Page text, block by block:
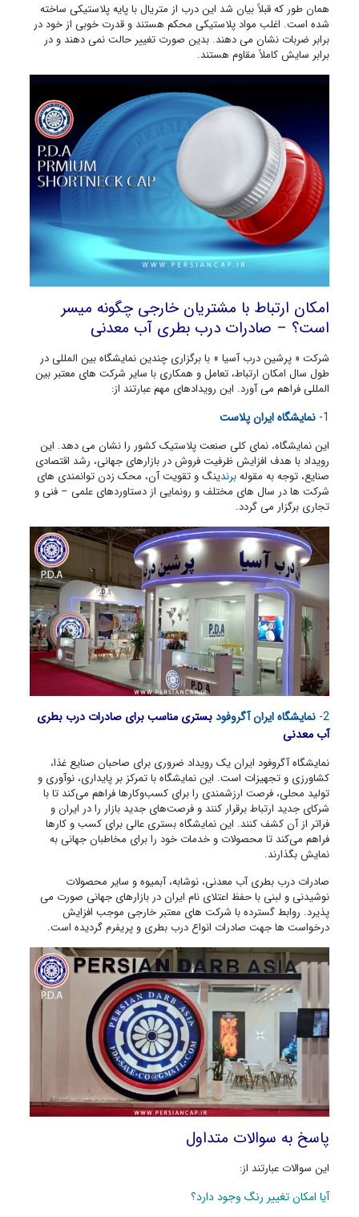
همان طور که قبلاً بیان شد این درب از متریال با پایه پلاستیکی ساخته
شده است. اغلب مواد پلاستیکی محکم هستند و قدرت خوبی از خود در
برابر ضربات نشان می دهند. بدین صورت تغییر حالت نمی دهند و در
برابر سایش کاملاً مقاوم هستند.
امکان ارتباط با مشتریان خارجی چگونه میسر
است؟ – صادرات درب بطری آب معدنی
شرکت « پرشین درب آسیا » با برگزاری چندین نمایشگاه بین المللی در
طول سال امکان ارتباط، تعامل و همکاری با سایر شرکت های معتبر بین
المللی فراهم می آورد. این رویدادهای مهم عبارتند از:
1- نمایشگاه ایران پلاست
این نمایشگاه، نمای کلی صنعت پلاستیک کشور را نشان می دهد. این
رویداد با هدف افزایش ظرفیت فروش در بازارهای جهانی، رشد اقتصادی
صنایع، توجه به مقولهبرندینگ و تقویت آن، محک زدن توانمندی های
شرکت ها در سال های مختلف و رونمایی از دستاوردهای علمی – فنی و
تجاری برگزار می گردد.
2- نمایشگاه ایران آگروفودبستری مناسب برای صادرات درب بطری
آب معدنی
نمایشگاه آگروفود ایران یک رویداد ضروری برای صاحبان صنایع غذا،
کشاورزی و تجهیزات است. این نمایشگاه با تمرکز بر پایداری، نوآوری و
تولید محلی، فرصت ارزشمندی را برای کسب‌وکارها فراهم می‌کند تا با
شرکای جدید ارتباط برقرار کنند و فرصت‌های جدید بازار را در ایران و
فراتر از آن کشف کنند. این نمایشگاه بستری عالی برای کسب‌ و کارها
فراهم می‌کند تا محصولات و خدمات خود را برای مخاطبان جهانی به
نمایش بگذارند.
صادرات درب بطری آب معدنی، نوشابه، آبمیوه و سایر محصولات
نوشیدنی و لبنی با حفظ اعتلای نام ایران در بازارهای جهانی صورت می
پذیرد. روابط گسترده با شرکت های معتبر خارجی موجب افزایش
درخواست ها جهت صادرات انواع درب بطری و پریفرم گردیده است.
پاسخ به سوالات متداول
این سوالات عبارتند از:
آیا امکان تغییر رنگ وجود دارد؟